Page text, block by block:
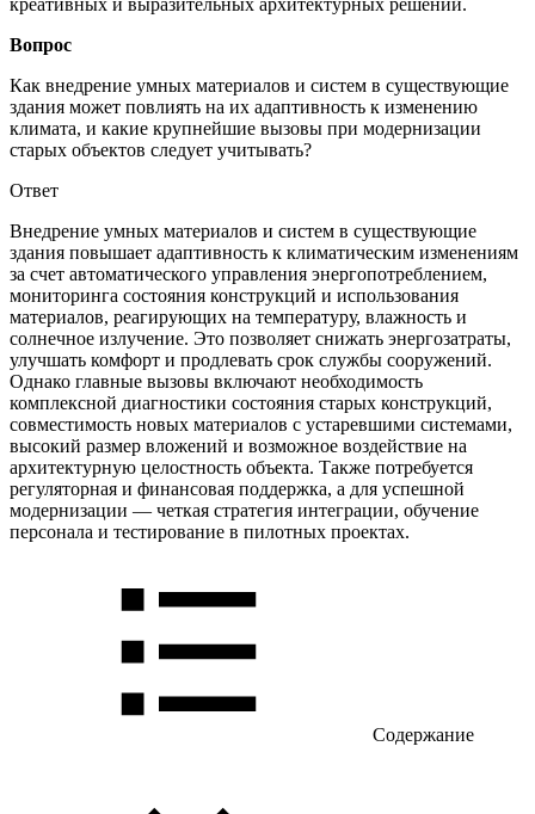
креативных и выразительных архитектурных решений.
Вопрос
Как внедрение умных материалов и систем в существующие
здания может повлиять на их адаптивность к изменению
климата, и какие крупнейшие вызовы при модернизации
старых объектов следует учитывать?
Ответ
Внедрение умных материалов и систем в существующие
здания повышает адаптивность к климатическим изменениям
за счет автоматического управления энергопотреблением,
мониторинга состояния конструкций и использования
материалов, реагирующих на температуру, влажность и
солнечное излучение. Это позволяет снижать энергозатраты,
улучшать комфорт и продлевать срок службы сооружений.
Однако главные вызовы включают необходимость
комплексной диагностики состояния старых конструкций,
совместимость новых материалов с устаревшими системами,
высокий размер вложений и возможное воздействие на
архитектурную целостность объекта. Также потребуется
регуляторная и финансовая поддержка, а для успешной
модернизации — четкая стратегия интеграции, обучение
персонала и тестирование в пилотных проектах.
Содержание